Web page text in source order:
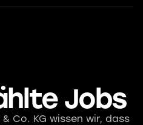
Jobs
Co. KG wissen wir, dass